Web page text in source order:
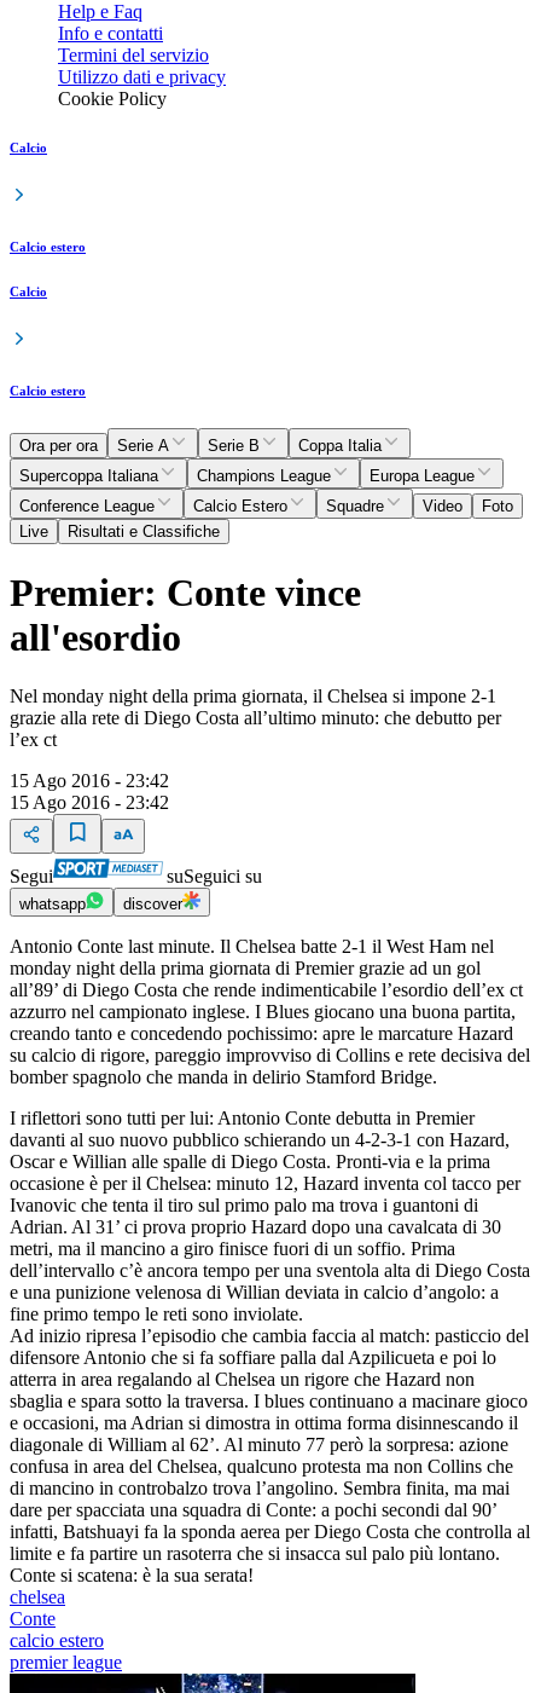
Help e Faq
Info e contatti
Termini del servizio
Utilizzo dati e privacy
Cookie Policy
Calcio
Calcio estero
Calcio
Calcio estero
Ora per ora Serie A Serie B
Coppa Italia
Supercoppa Italiana
Champions League
Europa League
Conference League
Calcio Estero Squadre Video
Foto
Live
Risultati e Classifiche
Premier: Conte vince
all'esordio
Nel monday night della prima giornata, il Chelsea si impone 2-1
grazie alla rete di Diego Costa all’ultimo minuto: che debutto per
l’ex ct
15 Ago 2016 - 23:42
15 Ago 2016 - 23:42
Segui suSeguici su
whatsapp discover
Antonio Conte last minute. Il Chelsea batte 2-1 il West Ham nel
monday night della prima giornata di Premier grazie ad un gol
all’89’ di Diego Costa che rende indimenticabile l’esordio dell’ex ct
azzurro nel campionato inglese. I Blues giocano una buona partita,
creando tanto e concedendo pochissimo: apre le marcature Hazard
su calcio di rigore, pareggio improvviso di Collins e rete decisiva del
bomber spagnolo che manda in delirio Stamford Bridge.
I riflettori sono tutti per lui: Antonio Conte debutta in Premier
davanti al suo nuovo pubblico schierando un 4-2-3-1 con Hazard,
Oscar e Willian alle spalle di Diego Costa. Pronti-via e la prima
occasione è per il Chelsea: minuto 12, Hazard inventa col tacco per
Ivanovic che tenta il tiro sul primo palo ma trova i guantoni di
Adrian. Al 31’ ci prova proprio Hazard dopo una cavalcata di 30
metri, ma il mancino a giro finisce fuori di un soffio. Prima
dell’intervallo c’è ancora tempo per una sventola alta di Diego Costa
e una punizione velenosa di Willian deviata in calcio d’angolo: a
fine primo tempo le reti sono inviolate.
Ad inizio ripresa l’episodio che cambia faccia al match: pasticcio del
difensore Antonio che si fa soffiare palla dal Azpilicueta e poi lo
atterra in area regalando al Chelsea un rigore che Hazard non
sbaglia e spara sotto la traversa. I blues continuano a macinare gioco
e occasioni, ma Adrian si dimostra in ottima forma disinnescando il
diagonale di William al 62’. Al minuto 77 però la sorpresa: azione
confusa in area del Chelsea, qualcuno protesta ma non Collins che
di mancino in controbalzo trova l’angolino. Sembra finita, ma mai
dare per spacciata una squadra di Conte: a pochi secondi dal 90’
infatti, Batshuayi fa la sponda aerea per Diego Costa che controlla al
limite e fa partire un rasoterra che si insacca sul palo più lontano.
Conte si scatena: è la sua serata!
chelsea
Conte
calcio estero
premier league